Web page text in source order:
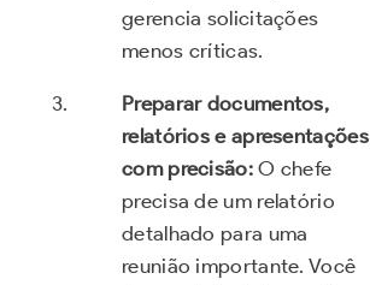
gerencia solicitações
menos críticas.
Preparar documentos,
relatórios e apresentações
com precisão:O chefe
precisa de um relatório
detalhado para uma
reunião importante. Você